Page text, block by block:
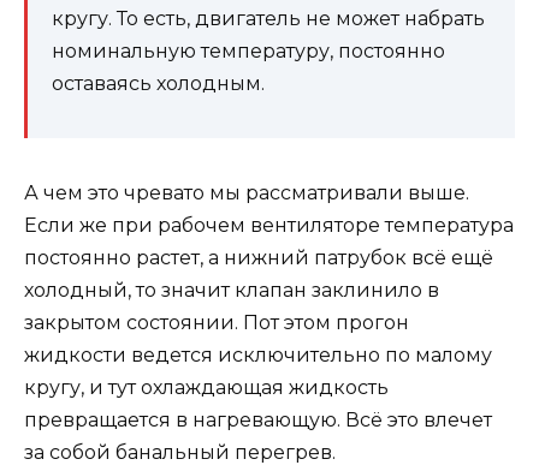
кругу. То есть, двигатель не может набрать
номинальную температуру, постоянно
оставаясь холодным.
А чем это чревато мы рассматривали выше.
Если же при рабочем вентиляторе температура
постоянно растет, а нижний патрубок всё ещё
холодный, то значит клапан заклинило в
закрытом состоянии. Пот этом прогон
жидкости ведется исключительно по малому
кругу, и тут охлаждающая жидкость
превращается в нагревающую. Всё это влечет
за собой банальный перегрев.